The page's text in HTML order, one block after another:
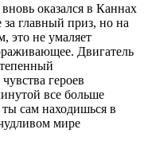
оказался в Каннах
главный приз, но на
это не умаляет
Двигатель
героев
все больше
сам находишься в
мире